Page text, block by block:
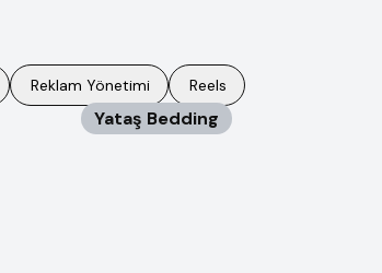
Reklam Yönetimi Reels
Yataş Bedding